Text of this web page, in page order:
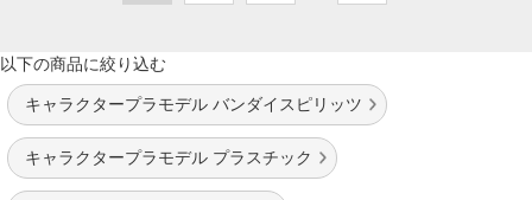
以下の商品に絞り込む
キャラクタープラモデル バンダイスピリッツ
キャラクタープラモデル プラスチック